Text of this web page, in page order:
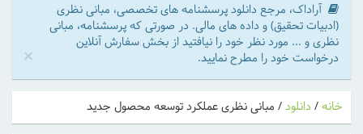
آراداک، مرجع دانلود پرسشنامه های تخصصی، مبانی نظری
(ادبیات تحقیق) و داده های مالی. در صورتی که پرسشنامه، مبانی
نظری و ... مورد نظر خود را نیافتید از بخش سفارش آنلاین
درخواست خود را مطرح نمایید.
×
خانه/ دانلود/ مبانی نظری عملکرد توسعه محصول جدید